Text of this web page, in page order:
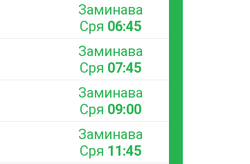
Заминава
Сря 06:45
Заминава
Сря 07:45
Заминава
Сря 09:00
Заминава
Сря 11:45